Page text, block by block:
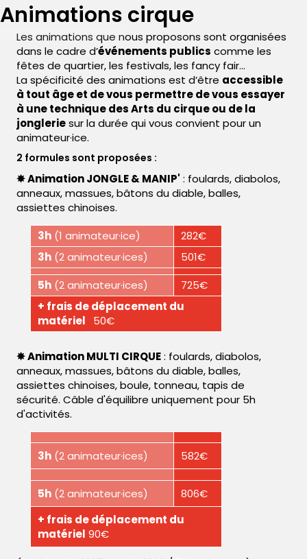
Animations cirque
Les animations que nous proposons sont organisées
dans le cadre d’événements publics comme les
fêtes de quartier, les festivals, les fancy fair…
La spécificité des animations est d’être accessible
à tout âge et de vous permettre de vous essayer
à une technique des Arts du cirque ou de la
jongleriesur la durée qui vous convient pour un
animateur·ice.
2 formules sont proposées :
✸ Animation JONGLE & MANIP' : foulards, diabolos,
anneaux, massues, bâtons du diable, balles,
assiettes chinoises.
3h (1 animateur·ice)
282€
3h (2 animateur·ices)
501€
5h (2 animateur·ices)
725€
+ frais de déplacement du
matériel
50€
✸ Animation MULTI CIRQUE: foulards, diabolos,
anneaux, massues, bâtons du diable, balles,
assiettes chinoises, boule, tonneau, tapis de
sécurité. Câble d'équilibre uniquement pour 5h
d'activités.
3h (2 animateur·ices) 582€
5h (2 animateur·ices)
806€
+ frais de déplacement du
matériel 90€